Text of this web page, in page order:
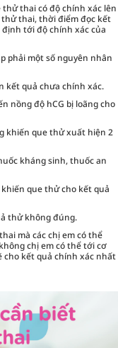
thử thai có độ chính xác lên
thai, thời điểm đọc kết
tới độ chính xác của
phải một số nguyên nhân
kết quả chưa chính xác.
nồng độ hCG bị loãng cho
khiến que thử xuất hiện 2
kháng sinh, thuốc an
que thử cho kết quả
thử không đúng.
mà các chị em có thể
chị em có thể tới cơ
cho kết quả chính xác nhất